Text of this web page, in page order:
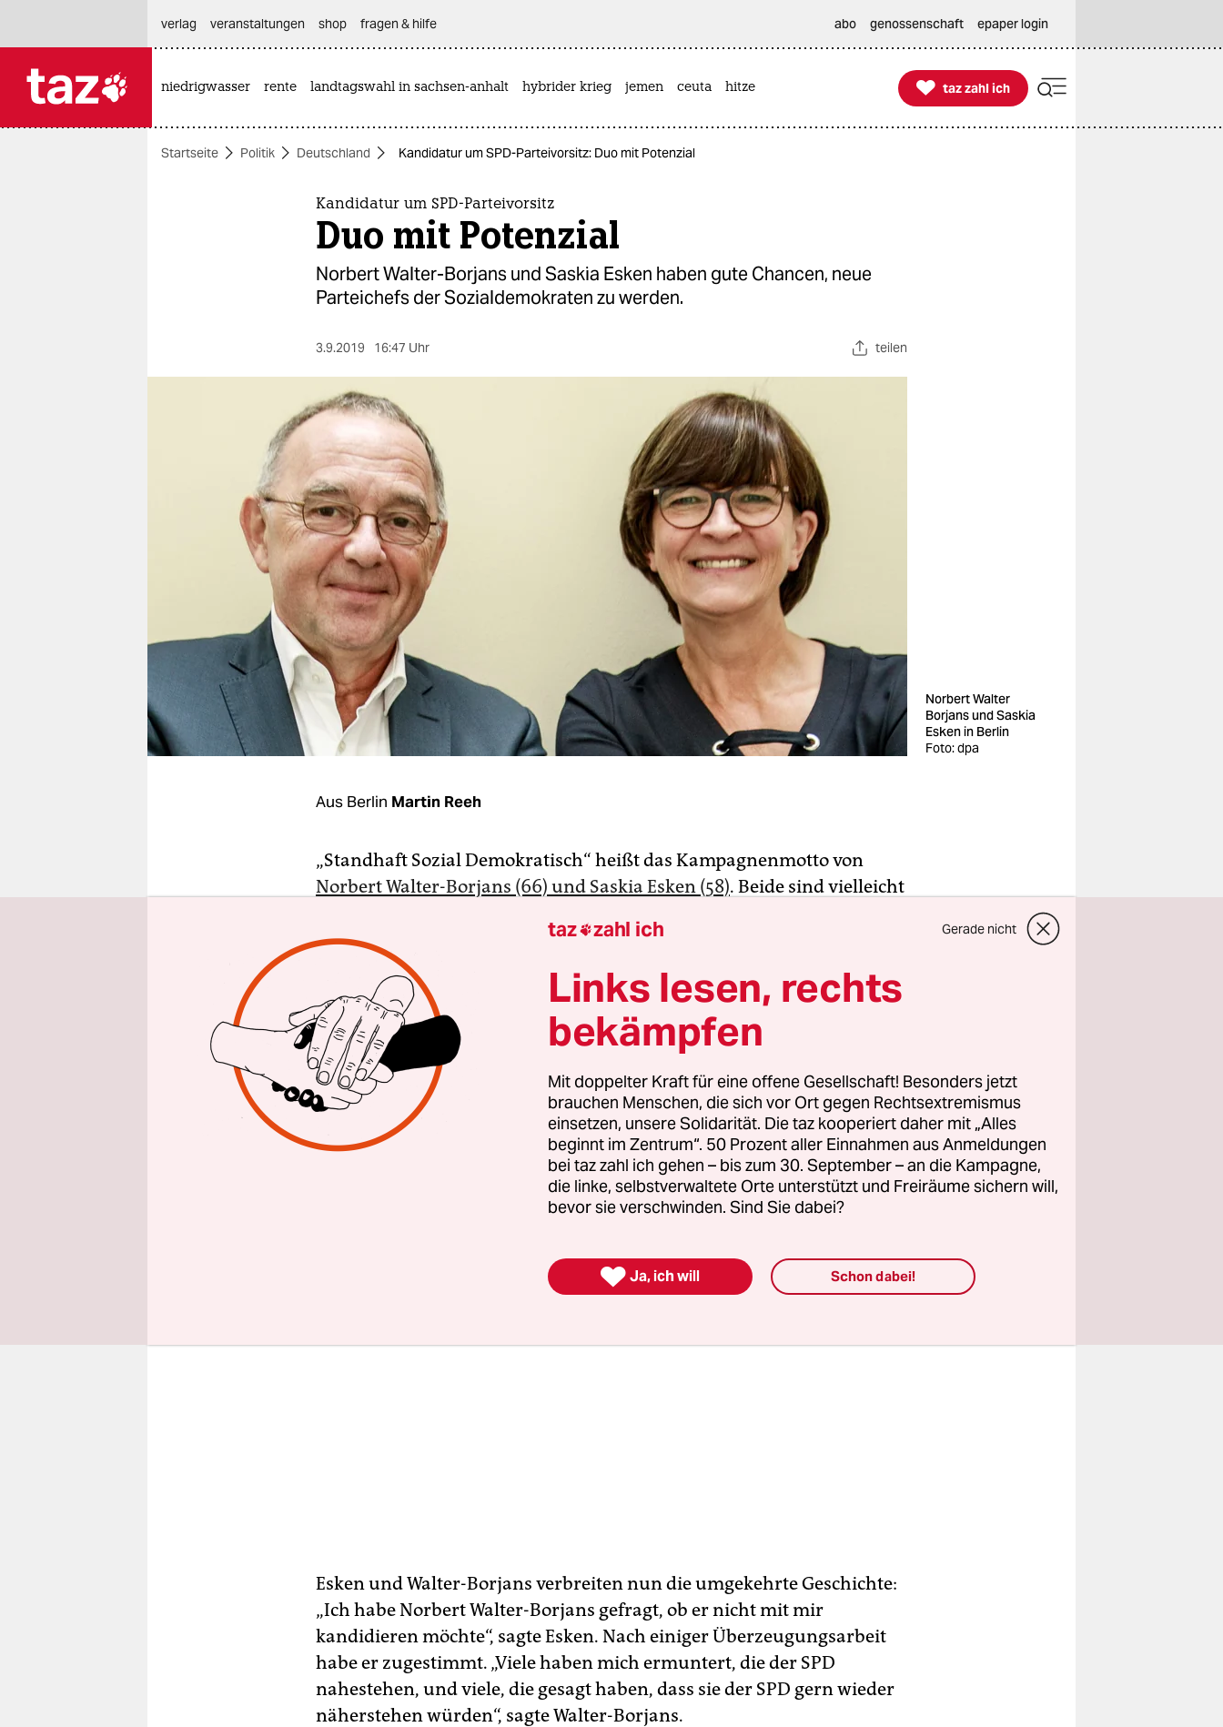
themen
shop
fragen & hilfe
unterstützen
abo
verlag
veranstaltungen shop fragen & hilfe abo genossenschaft epaper login
niedrigwasser rente landtagswahl in sachsen-anhalt hybrider krieg jemen ceuta hitze 
taz zahl ich
taz zahl ich
Startseite Politik Deutschland Kandidatur um SPD-Parteivorsitz: Duo mit Potenzial
Kandidatur um SPD-Parteivorsitz
Duo mit Potenzial
Norbert Walter-Borjans und Saskia Esken haben gute Chancen, neue
Parteichefs der Sozialdemokraten zu werden.
3.9.2019 16:47 Uhr teilen
Norbert Walter
Borjans und Saskia
Esken in Berlin
Foto: dpa
Aus Berlin Martin Reeh
„Standhaft Sozial Demokratisch“ heißt das Kampagnenmotto von
Norbert Walter-Borjans (66) und Saskia Esken (58). Beide sind vielleicht
Finanzminister und die Digitalexpertin könnten im Rennen um den
SPD-Vorsitz ganz vorne landen, obwohl sie nur wenige auf dem Zettel
haben.
Am Dienstag stellten sich beide den Medien vor, einen Tag bevor am
Mittwoch die 23 Regionalkonferenzen der SPD mit einem Termin in
Saarbrücken beginnen. Andere der 17 Kandidaten, das legt ihr Motto
nahe, seien nicht ganz so standhaft wie sie selbst. Andere haben auch
eine andere Paarfindungsgeschichte. Olaf Scholz etwa kündigte seine
Kandidatur an – und musste sich noch eine Frau als Ko-Kandidatin
suchen. Am Ende fand er die Brandenburgerin Klara Geywitz.
Esken und Walter-Borjans verbreiten nun die umgekehrte Geschichte:
„Ich habe Norbert Walter-Borjans gefragt, ob er nicht mit mir
kandidieren möchte“, sagte Esken. Nach einiger Überzeugungsarbeit
habe er zugestimmt. „Viele haben mich ermuntert, die der SPD
nahestehen, und viele, die gesagt haben, dass sie der SPD gern wieder
näherstehen würden“, sagte Walter-Borjans.
taz zahl ich Gerade nicht
Links lesen, rechts
bekämpfen
Mit doppelter Kraft für eine offene Gesellschaft! Besonders jetzt
brauchen Menschen, die sich vor Ort gegen Rechtsextremismus
einsetzen, unsere Solidarität. Die taz kooperiert daher mit „Alles
beginnt im Zentrum“. 50 Prozent aller Einnahmen aus Anmeldungen
bei taz zahl ich gehen – bis zum 30. September – an die Kampagne,
die linke, selbstverwaltete Orte unterstützt und Freiräume sichern will,
bevor sie verschwinden. Sind Sie dabei?
 Ja, ich will Schon dabei!